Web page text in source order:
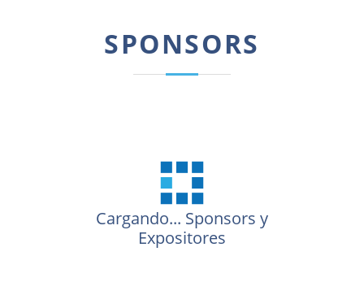
SPONSORS
Cargando... Sponsors y
Expositores